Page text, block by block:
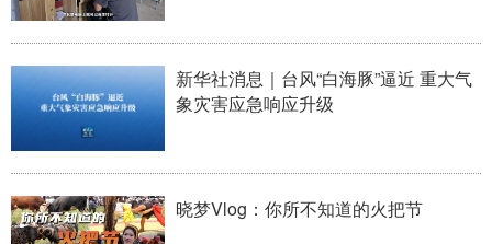
新华社消息｜台风“白海豚”逼近 重大气
象灾害应急响应升级
晓梦Vlog：你所不知道的火把节